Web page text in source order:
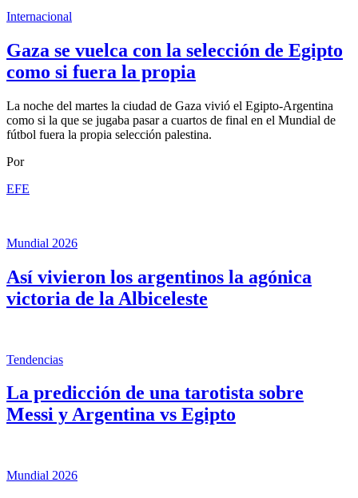
Internacional
Gaza se vuelca con la selección de Egipto
como si fuera la propia
La noche del martes la ciudad de Gaza vivió el Egipto-Argentina
como si la que se jugaba pasar a cuartos de final en el Mundial de
fútbol fuera la propia selección palestina.
Por
EFE
Mundial 2026
Así vivieron los argentinos la agónica
victoria de la Albiceleste
Tendencias
La predicción de una tarotista sobre
Messi y Argentina vs Egipto
Mundial 2026